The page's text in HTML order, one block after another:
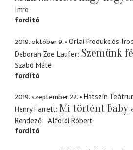
Imre
fordító
2019. október 9.
Orlai Produkciós
Deborah Zoe Laufer Szemünk
Szabó Máté
fordító
2019. szeptember 22.
Hatszín
Henry Farrell Mi történt Baby
Rendező
Alföldi Róbert
fordító